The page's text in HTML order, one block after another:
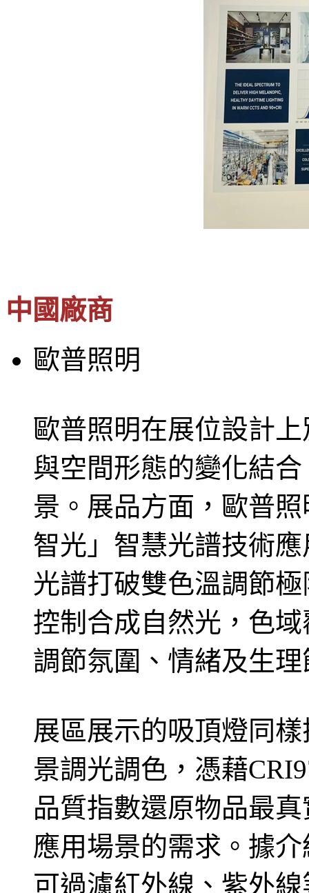
中國廠商
歐普照明
歐普照明在展位設計
與空間形態的變化結
景。展品方面，歐普
智光」智慧光譜技術
光譜打破雙色溫調節
控制合成自然光，色
調節氛圍、情緒及生
展區展示的吸頂燈同
景調光調色，憑藉
品質指數還原物品最
應用場景的需求。據
可過濾紅外線、紫外